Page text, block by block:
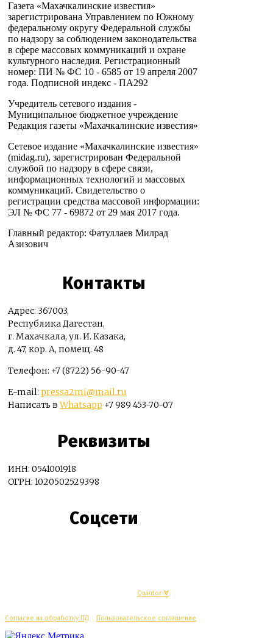
Газета «Махачкалинские известия»
зарегистрирована Управлением по Южному
федеральному округу Федеральной службы
по надзору за соблюдением законодательства
в сфере массовых коммуникаций и охране
культурного наследия. Регистрационный
номер: ПИ № ФС 10 - 6585 от 19 апреля 2007
года. Подписной индекс - ПА292
Учредитель сетевого издания -
Муниципальное бюджетное учреждение
Редакция газеты «Махачкалинские известия»
Сетевое издание «Махачкалинские известия»
(midag.ru), зарегистрирован Федеральной
службой по надзору в сфере связи,
информационных технологий и массовых
коммуникаций. Свидетельство о
регистрации средства массовой информации:
ЭЛ № ФС 77 - 69872 от 29 мая 2017 года.
Главный редактор: Фатуллаев Милрад
Азизович
Контакты
Адрес: 367003,
Республика Дагестан,
г. Махачкала, ул. И. Казака,
д. 47, кор. А, помещ. 48
Телефон: +7 (8722) 56-90-47
E-mail: pressa2mi@mail.ru
Написать вWhatsapp +7 989 453-70-07
Реквизиты
ИНН: 0541001918
ОГРН: 1020502529398
Соцсети
Quantor-∀
Согласие на обработку ПД Пользовательское соглашение